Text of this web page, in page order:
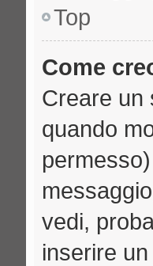
Top
Come
Creare un
quando
vedi,
inserire